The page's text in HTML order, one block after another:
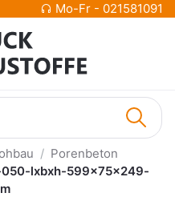
Mo-Fr - 021581091
Porenbeton
lxbxh-599x75x249-